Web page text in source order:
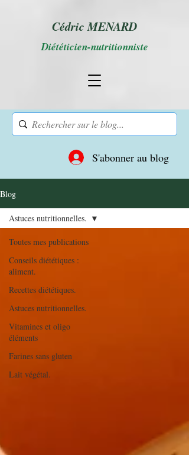
Cédric MENARD
Diététicien-nutritionniste
S'abonner au blog
Blog
Toutes mes publications
Conseils diététiques :
aliment.
Recettes diététiques.
Astuces nutritionnelles.
Vitamines et oligo
éléments
Farines sans gluten
Lait végétal.
Astuces nutritionnelles.